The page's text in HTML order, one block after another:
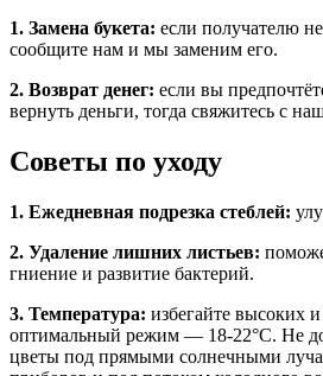
1. Замена букета: если получателю
сообщите нам и мы заменим его.
2. Возврат денег: если вы
вернуть деньги, тогда свяжитесь с
Советы по уходу
1. Ежедневная подрезка стеблей:
2. Удаление лишних листьев:
гниение и развитие бактерий.
3. Температура: избегайте высоких
оптимальный режим — 18-22°C. Не
цветы под прямыми солнечными